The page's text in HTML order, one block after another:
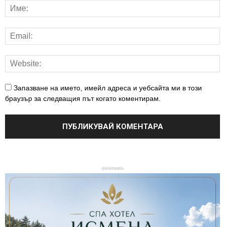
Запазване на името, имейл адреса и уебсайта ми в този
браузър за следващия път когато коментирам.
-реклама-